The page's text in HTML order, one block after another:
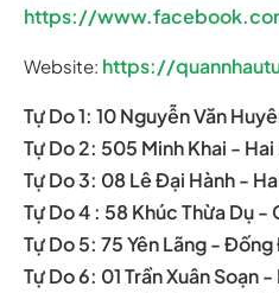
https://
Website: https://
Tự Do 1: 10 Nguyễn Văn
Tự Do 2: 505 Minh Khai - Hai
Tự Do 3: 08 Lê Đại Hành -
Tự Do 4 : 58 Khúc Thừa Dụ -
Tự Do 5: 75 Yên Lãng -
Tự Do 6: 01 Trần Xuân Soạn